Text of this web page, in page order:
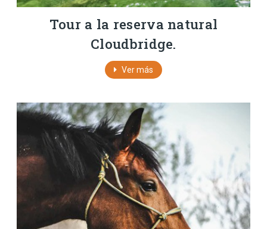
Tour a la reserva natural
Cloudbridge.
Ver más